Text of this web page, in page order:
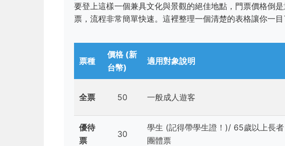
要登上這樣一個兼具文化與景觀的絕佳地點，門票價格倒
票，流程非常簡單快速。這裡整理一個清楚的表格讓你一目
票種
價格 (新
台幣)
適用對象說明
全票 50 一般成人遊客
優待
票
30
學生 (記得帶學生證！)/ 65歲以上長
團體票